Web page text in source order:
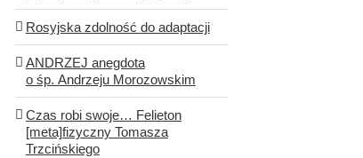
Rosyjska zdolność do adaptacji
ANDRZEJ anegdota
o śp. Andrzeju Morozowskim
Czas robi swoje… Felieton
[meta]fizyczny Tomasza
Trzcińskiego